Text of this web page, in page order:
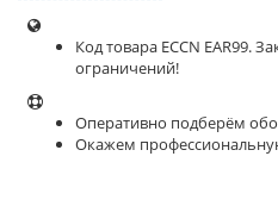
Код товара ECCN EAR99.
ограничений!
Оперативно подберём
Окажем